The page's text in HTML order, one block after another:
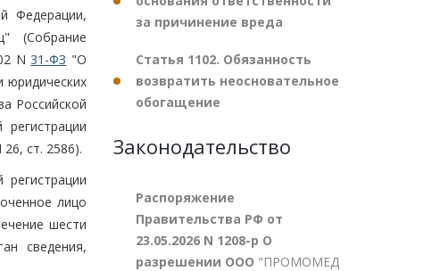
Федерации,
(Собрание
N31-ФЗ "О
юридических
Российской
ст. 2586).
регистрации
лицо
шести
сведения,
за причинение вреда
Статья 1102. Обязанность
возвратить неосновательное
обогащение
Законодательство
Распоряжение
Правительства РФ от
23.05.2026 N 1208-р О
разрешении ООО "ПРОМОМЕД